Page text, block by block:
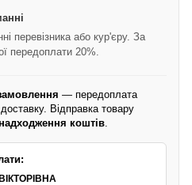
перевізника або кур'єру. За
передоплати 20%.
— передоплата
Відправка товару
коштів